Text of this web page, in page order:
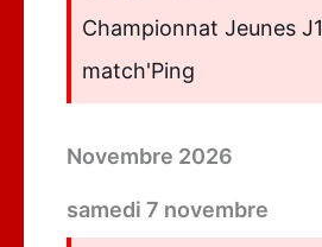
Championnat Jeunes J1
match'Ping
Novembre 2026
samedi 7 novembre